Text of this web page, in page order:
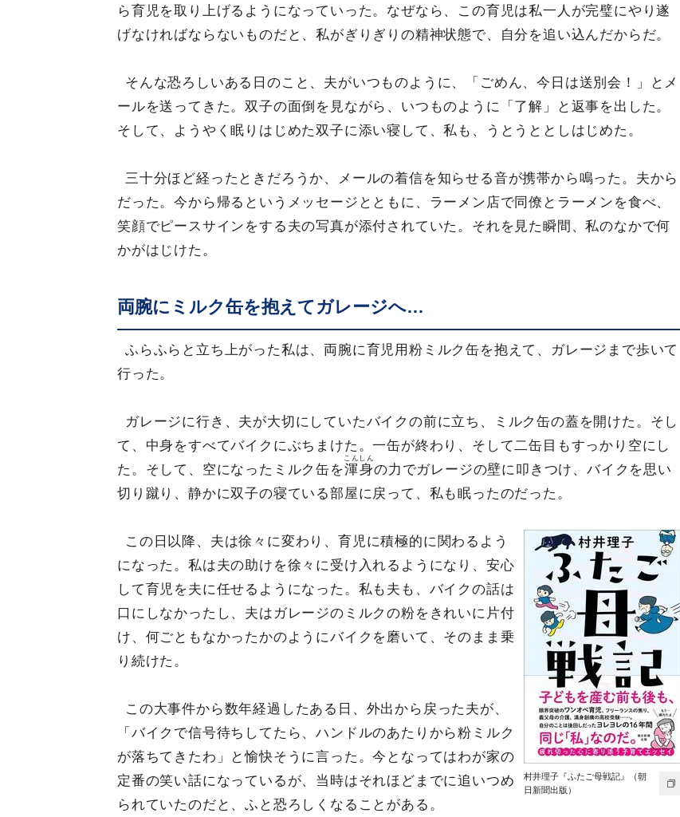
ら育児を取り上げるようになっていった。なぜなら、この育児は私一人が完璧にやり遂
げなければならないものだと、私がぎりぎりの精神状態で、自分を追い込んだからだ。
そんな恐ろしいある日のこと、夫がいつものように、「ごめん、今日は送別会！」とメ
ールを送ってきた。双子の面倒を見ながら、いつものように「了解」と返事を出した。
そして、ようやく眠りはじめた双子に添い寝して、私も、うとうととしはじめた。
三十分ほど経ったときだろうか、メールの着信を知らせる音が携帯から鳴った。夫から
だった。今から帰るというメッセージとともに、ラーメン店で同僚とラーメンを食べ、
笑顔でピースサインをする夫の写真が添付されていた。それを見た瞬間、私のなかで何
かがはじけた。
両腕にミルク缶を抱えてガレージへ…
ふらふらと立ち上がった私は、両腕に育児用粉ミルク缶を抱えて、ガレージまで歩いて
行った。
ガレージに行き、夫が大切にしていたバイクの前に立ち、ミルク缶の蓋を開けた。そし
て、中身をすべてバイクにぶちまけた。一缶が終わり、そして二缶目もすっかり空にし
た。そして、空になったミルク缶を渾身
こんしん
の力でガレージの壁に叩きつけ、バイクを思い
切り蹴り、静かに双子の寝ている部屋に戻って、私も眠ったのだった。
村井理子『ふたご母戦記』（朝
日新聞出版）
この日以降、夫は徐々に変わり、育児に積極的に関わるよう
になった。私は夫の助けを徐々に受け入れるようになり、安心
して育児を夫に任せるようになった。私も夫も、バイクの話は
口にしなかったし、夫はガレージのミルクの粉をきれいに片付
け、何ごともなかったかのようにバイクを磨いて、そのまま乗
り続けた。
この大事件から数年経過したある日、外出から戻った夫が、
「バイクで信号待ちしてたら、ハンドルのあたりから粉ミルク
が落ちてきたわ」と愉快そうに言った。今となってはわが家の
定番の笑い話になっているが、当時はそれほどまでに追いつめ
られていたのだと、ふと恐ろしくなることがある。